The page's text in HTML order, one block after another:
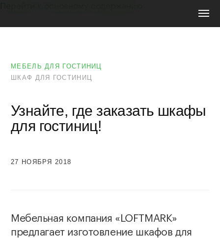
МЕБЕЛЬ ДЛЯ ГОСТИНИЦ
ШКАФ ДЛЯ ГОСТИНИЦ
Узнайте, где заказать шкафы
для гостиниц!
27 НОЯБРЯ 2018
Мебельная компания «LOFTMARK»
предлагает изготовление шкафов для